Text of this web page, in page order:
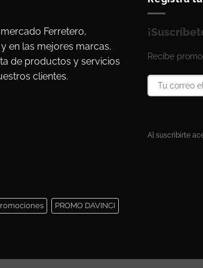
Ferretero,
en las mejores marcas.
de productos y servicios
clientes.
Recibe
Al suscribirte
PROMO DAVINCI